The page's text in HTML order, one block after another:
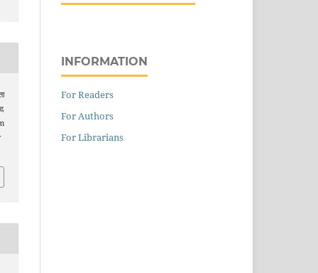
,
INFORMATION
For Readers
For Authors
For Librarians